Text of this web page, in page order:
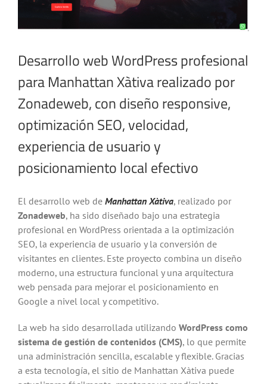
Desarrollo web WordPress profesional
para Manhattan Xàtiva realizado por
Zonadeweb, con diseño responsive,
optimización SEO, velocidad,
experiencia de usuario y
posicionamiento local efectivo
El desarrollo web de Manhattan Xàtiva, realizado por
Zonadeweb, ha sido diseñado bajo una estrategia
profesional en WordPress orientada a la optimización
SEO, la experiencia de usuario y la conversión de
visitantes en clientes. Este proyecto combina un diseño
moderno, una estructura funcional y una arquitectura
web pensada para mejorar el posicionamiento en
Google a nivel local y competitivo.
La web ha sido desarrollada utilizando WordPress como
sistema de gestión de contenidos (CMS), lo que permite
una administración sencilla, escalable y flexible. Gracias
a esta tecnología, el sitio de Manhattan Xàtiva puede